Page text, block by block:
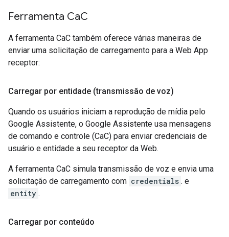
Ferramenta CaC
A ferramenta CaC também oferece várias maneiras de
enviar uma solicitação de carregamento para a Web App
receptor:
Carregar por entidade (transmissão de voz)
Quando os usuários iniciam a reprodução de mídia pelo
Google Assistente, o Google Assistente usa mensagens
de comando e controle (CaC) para enviar credenciais de
usuário e entidade a seu receptor da Web.
A ferramenta CaC simula transmissão de voz e envia uma
solicitação de carregamento com credentials . e
entity .
Carregar por conteúdo